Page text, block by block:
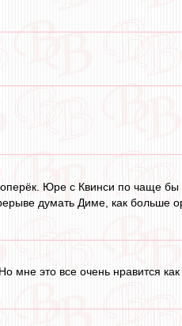
Юре с Квинси по чаще бы
думать Диме, как больше
это все очень нравится как